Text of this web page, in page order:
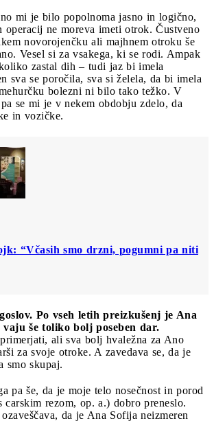
mi je bilo popolnoma jasno in logično,
operacij ne moreva imeti otrok. Čustveno
novorojenčku ali majhnem otroku še
Vesel si za vsakega, ki se rodi. Ampak
zastal dih – tudi jaz bi imela
sva se poročila, sva si želela, da bi imela
bolezni ni bilo tako težko. V
se mi je v nekem obdobju zdelo, da
in vozičke.
“Včasih smo drzni, pogumni pa niti
Po vseh letih preizkušenj je Ana
še toliko bolj poseben dar.
ali sva bolj hvaležna za Ano
za svoje otroke. A zavedava se, da je
smo skupaj.
pa še, da je moje telo nosečnost in porod
rezom, op. a.) dobro preneslo.
da je Ana Sofija neizmeren